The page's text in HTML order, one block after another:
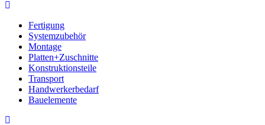
Fertigung
Systemzubehör
Montage
Platten+Zuschnitte
Konstruktionsteile
Transport
Handwerkerbedarf
Bauelemente